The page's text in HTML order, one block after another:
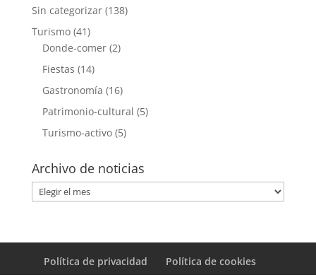
Sin categorizar(138)
Turismo(41)
Donde-comer(2)
Fiestas (14)
Gastronomía (16)
Patrimonio-cultural (5)
Turismo-activo(5)
Archivo de noticias
Archivo
de
Política de privacidad Política de cookies